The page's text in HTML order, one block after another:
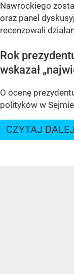
Nawrockiego
oraz panel
recenzowali
Rok
wskazał
O ocenę
polityków w
CZYTAJ DALEJ